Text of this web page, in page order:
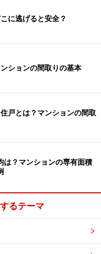
のテラスに玄関が設け
）。マンションでは一
関が設けられることが
。しかし専用庭やテラ
関は明るく、テラスに
様を招き入れる教室の
な玄関まわりになりま
に逃げると安全？
ションの間取りの基本
戸とは？マンションの間取
は？マンションの専有面積
るテーマ